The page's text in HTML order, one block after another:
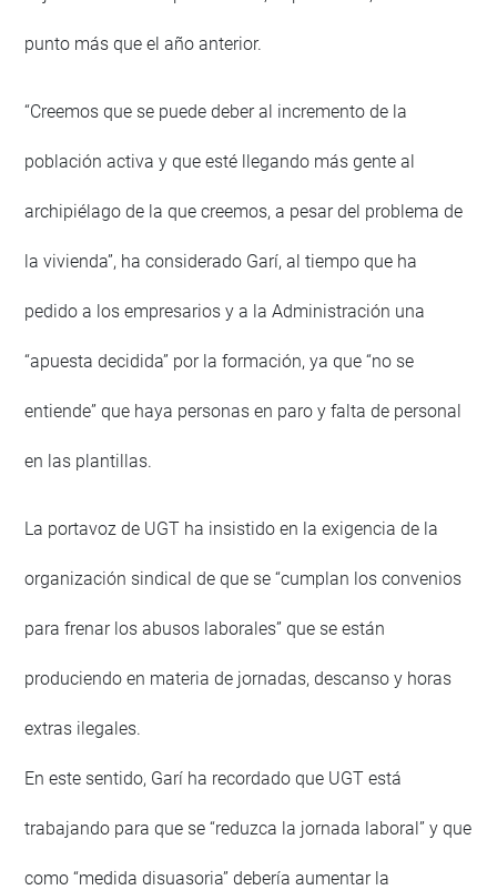
punto más que el año anterior.
“Creemos que se puede deber al incremento de la
población activa y que esté llegando más gente al
archipiélago de la que creemos, a pesar del problema de
la vivienda”, ha considerado Garí, al tiempo que ha
pedido a los empresarios y a la Administración una
“apuesta decidida” por la formación, ya que “no se
entiende” que haya personas en paro y falta de personal
en las plantillas.
La portavoz de UGT ha insistido en la exigencia de la
organización sindical de que se “cumplan los convenios
para frenar los abusos laborales” que se están
produciendo en materia de jornadas, descanso y horas
extras ilegales.
En este sentido, Garí ha recordado que UGT está
trabajando para que se “reduzca la jornada laboral” y que
como “medida disuasoria” debería aumentar la